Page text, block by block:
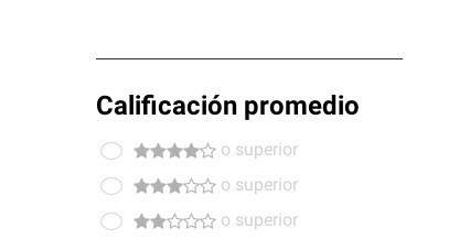
Calificación promedio
o superior
o superior
o superior